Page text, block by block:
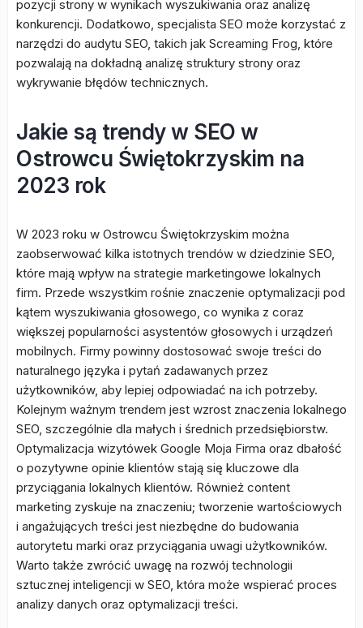
pozycji strony w wynikach wyszukiwania oraz analizę
konkurencji. Dodatkowo, specjalista SEO może korzystać z
narzędzi do audytu SEO, takich jak Screaming Frog, które
pozwalają na dokładną analizę struktury strony oraz
wykrywanie błędów technicznych.
Jakie są trendy w SEO w
Ostrowcu Świętokrzyskim na
2023 rok
W 2023 roku w Ostrowcu Świętokrzyskim można
zaobserwować kilka istotnych trendów w dziedzinie SEO,
które mają wpływ na strategie marketingowe lokalnych
firm. Przede wszystkim rośnie znaczenie optymalizacji pod
kątem wyszukiwania głosowego, co wynika z coraz
większej popularności asystentów głosowych i urządzeń
mobilnych. Firmy powinny dostosować swoje treści do
naturalnego języka i pytań zadawanych przez
użytkowników, aby lepiej odpowiadać na ich potrzeby.
Kolejnym ważnym trendem jest wzrost znaczenia lokalnego
SEO, szczególnie dla małych i średnich przedsiębiorstw.
Optymalizacja wizytówek Google Moja Firma oraz dbałość
o pozytywne opinie klientów stają się kluczowe dla
przyciągania lokalnych klientów. Również content
marketing zyskuje na znaczeniu; tworzenie wartościowych
i angażujących treści jest niezbędne do budowania
autorytetu marki oraz przyciągania uwagi użytkowników.
Warto także zwrócić uwagę na rozwój technologii
sztucznej inteligencji w SEO, która może wspierać proces
analizy danych oraz optymalizacji treści.